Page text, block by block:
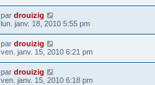
par drouizig
lun. janv. 18, 2010 5:55 pm
par drouizig
ven. janv. 15, 2010 6:21 pm
par drouizig
ven. janv. 15, 2010 6:18 pm